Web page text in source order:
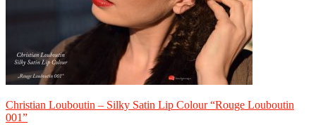
Christian Louboutin – Silky Satin Lip Colour “Rouge Louboutin
001”